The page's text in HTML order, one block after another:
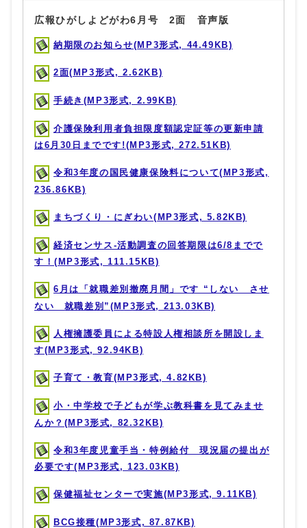
広報ひがしよどがわ6月号 2面 音声版
納期限のお知らせ(MP3形式, 44.49KB)
2面(MP3形式, 2.62KB)
手続き(MP3形式, 2.99KB)
介護保険利用者負担限度額認定証等の更新申請
は6月30日までです!(MP3形式, 272.51KB)
令和3年度の国民健康保険料について(MP3形式,
236.86KB)
まちづくり・にぎわい(MP3形式, 5.82KB)
経済センサス-活動調査の回答期限は6/8までで
す！(MP3形式, 111.15KB)
6月は「就職差別撤廃月間」です “しない させ
ない 就職差別”(MP3形式, 213.03KB)
人権擁護委員による特設人権相談所を開設しま
す(MP3形式, 92.94KB)
子育て・教育(MP3形式, 4.82KB)
小・中学校で子どもが学ぶ教科書を見てみませ
んか？(MP3形式, 82.32KB)
令和3年度児童手当・特例給付 現況届の提出が
必要です(MP3形式, 123.03KB)
保健福祉センターで実施(MP3形式, 9.11KB)
BCG接種(MP3形式, 87.87KB)